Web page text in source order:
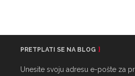
PRETPLATI SE NA BLOG
Unesite svoju adresu e-pošte za